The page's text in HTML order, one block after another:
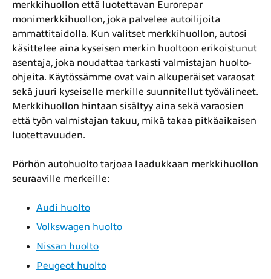
merkkihuollon että luotettavan Eurorepar
monimerkkihuollon, joka palvelee autoilijoita
ammattitaidolla. Kun valitset merkkihuollon, autosi
käsittelee aina kyseisen merkin huoltoon erikoistunut
asentaja, joka noudattaa tarkasti valmistajan huolto-
ohjeita. Käytössämme ovat vain alkuperäiset varaosat
sekä juuri kyseiselle merkille suunnitellut työvälineet.
Merkkihuollon hintaan sisältyy aina sekä varaosien
että työn valmistajan takuu, mikä takaa pitkäaikaisen
luotettavuuden.
Pörhön autohuolto tarjoaa laadukkaan merkkihuollon
seuraaville merkeille:
Audi huolto
Volkswagen huolto
Nissan huolto
Peugeot huolto